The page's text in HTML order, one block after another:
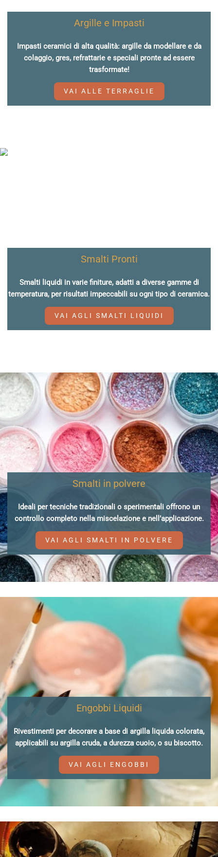
Argille e Impasti
Impasti ceramici di alta qualità: argille da modellare e da
colaggio, gres, refrattarie e speciali pronte ad essere
trasformate!
VAI ALLE TERRAGLIE
Smalti Pronti
Smalti liquidi in varie finiture, adatti a diverse gamme di
temperatura, per risultati impeccabili su ogni tipo di ceramica.
VAI AGLI SMALTI LIQUIDI
Smalti in polvere
Ideali per tecniche tradizionali o sperimentali offrono un
controllo completo nella miscelazione e nell’applicazione.
VAI AGLI SMALTI IN POLVERE
Engobbi Liquidi
Rivestimenti per decorare a base di argilla liquida colorata,
applicabili su argilla cruda, a durezza cuoio, o su biscotto.
VAI AGLI ENGOBBI